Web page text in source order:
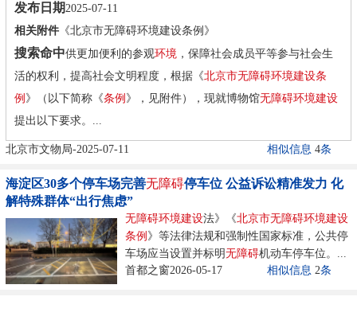
发布日期2025-07-11
相关附件 《北京市无障碍环境建设条例》
搜索命中供更加便利的参观环境 ，保障社会成员平等参与社会生
活的权利，提高社会文明程度，根据《北京市无障碍环境建设条
例 》（以下简称《条例 》，见附件），现就博物馆无障碍环境建设
提出以下要求。...
北京市文物局-2025-07-11 相似信息 4条
海淀区30多个停车场完善无障碍停车位 公益诉讼精准发力 化
解特殊群体“出行焦虑”
无障碍环境建设法》《北京市无障碍环境建设
条例 》等法律法规和强制性国家标准，公共停
车场应当设置并标明无障碍机动车停车位。...
首都之窗2026-05-17
相似信息 2条